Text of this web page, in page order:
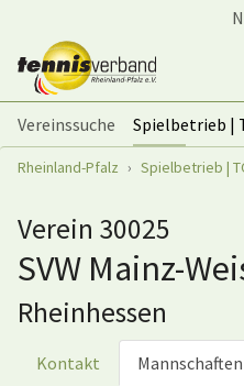
Vereinssuche Spielbetrieb |
Sie sind hier:
Rheinland-Pfalz Spielbetrieb |
Verein 30025
SVW Mainz-
Rheinhessen
Kontakt Mannschaften